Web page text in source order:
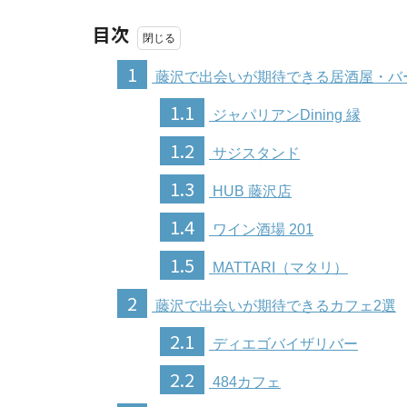
目次
1
藤沢で出会いが期待できる居酒屋・バ
1.1 ジャパリアンDining 縁
1.2 サジスタンド
1.3 HUB 藤沢店
1.4 ワイン酒場 201
1.5 MATTARI（マタリ）
2 藤沢で出会いが期待できるカフェ2選
2.1 ディエゴバイザリバー
2.2 484カフェ